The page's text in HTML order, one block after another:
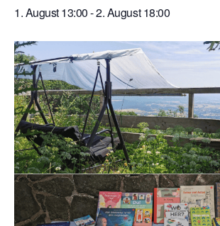
1. August 13:00-2. August 18:00